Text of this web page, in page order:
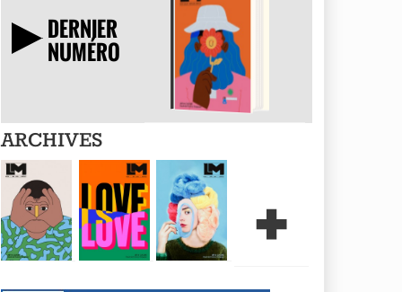
DERNIER
NUMÉRO TÉLÉCHARGER
ARCHIVES +